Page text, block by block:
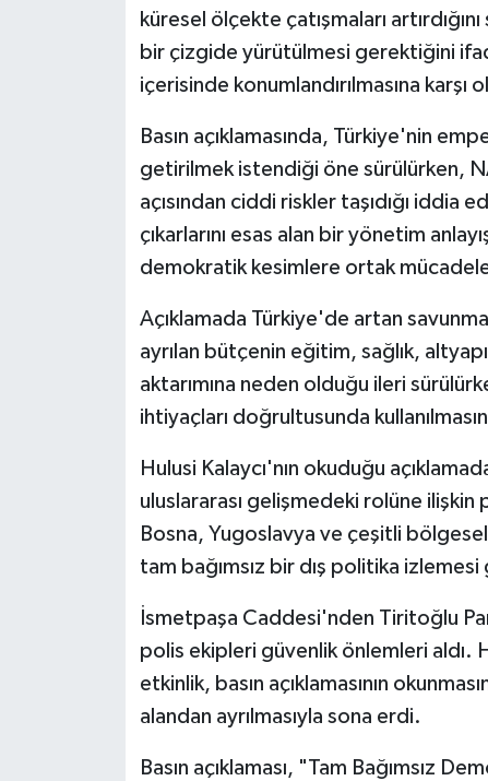
küresel ölçekte çatışmaları
bir çizgide yürütülmesi gerektiğini
içerisinde konumlandırılmasına karşı
Basın açıklamasında, Türkiye'nin
getirilmek istendiği öne sürülürken,
açısından ciddi riskler taşıdığı iddia
çıkarlarını esas alan bir yönetim
demokratik kesimlere ortak mücadele
Açıklamada Türkiye'de artan
ayrılan bütçenin eğitim, sağlık,
aktarımına neden olduğu ileri
ihtiyaçları doğrultusunda
Hulusi Kalaycı'nın okuduğu
uluslararası gelişmedeki rolüne
Bosna, Yugoslavya ve çeşitli
tam bağımsız bir dış politika
İsmetpaşa Caddesi'nden Tiritoğlu
polis ekipleri güvenlik önlemleri aldı.
etkinlik, basın açıklamasının
alandan ayrılmasıyla sona erdi.
Basın açıklaması, "Tam Bağımsız